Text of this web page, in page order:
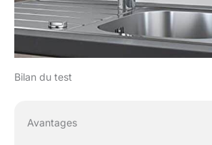
Bilan du test
Avantages